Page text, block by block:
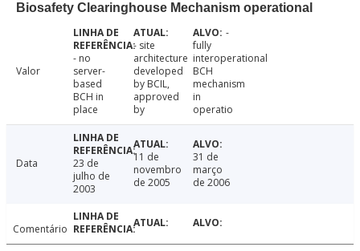
Biosafety Clearinghouse Mechanism operational
Valor
- no
server-
based
BCH in
place
- site
architecture
developed
by BCIL,
approved
by
-
fully
interoperational
BCH
mechanism
in
operatio
Data
23 de
julho de
2003
11 de
novembro
de 2005
31 de
março
de 2006
Comentário